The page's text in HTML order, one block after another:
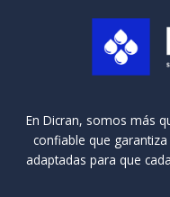
En Dicran, somos más
confiable que
adaptadas para que